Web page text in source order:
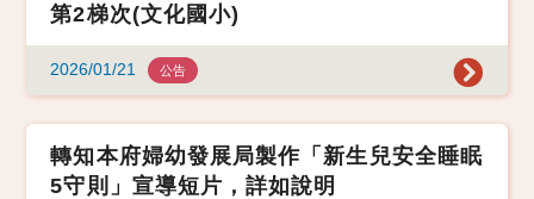
第2梯次(文化國小)
2026/01/21 公告
轉知本府婦幼發展局製作「新生兒安全睡眠
5守則」宣導短片，詳如說明